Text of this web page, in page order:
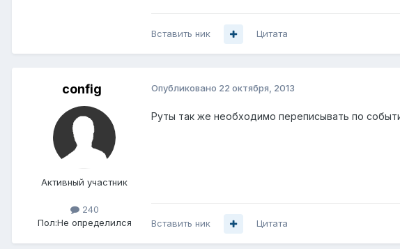
Вставить ник Цитата
config
Активный участник
240
Пол:Не определился
Опубликовано 22 октября, 2013
Руты так же необходимо переписывать по
Вставить ник Цитата